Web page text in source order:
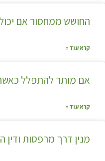
החושש ממחסור אם
קרא עוד »
אם מותר להתפלל כאשר
קרא עוד »
מנין דרך מרפסות ודין